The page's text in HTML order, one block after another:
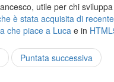
utile per chi
è stata acquisita di
che piace a Luca e in
Puntata successiva